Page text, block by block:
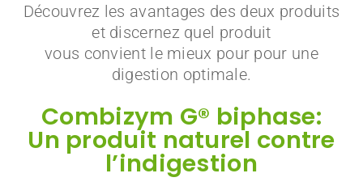
Découvrez les avantages des deux produits
et discernez quel produit
vous convient le mieux pour pour une
digestion optimale.
Combizym G® biphase:
Un produit naturel contre
l’indigestion